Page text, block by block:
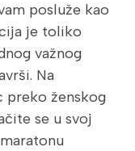
posluže kao
je toliko
važnog
Na
preko ženskog
se u svoj